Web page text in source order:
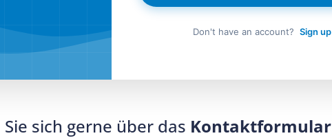
Don't have an account? Sign up
sich gerne über das Kontaktformular